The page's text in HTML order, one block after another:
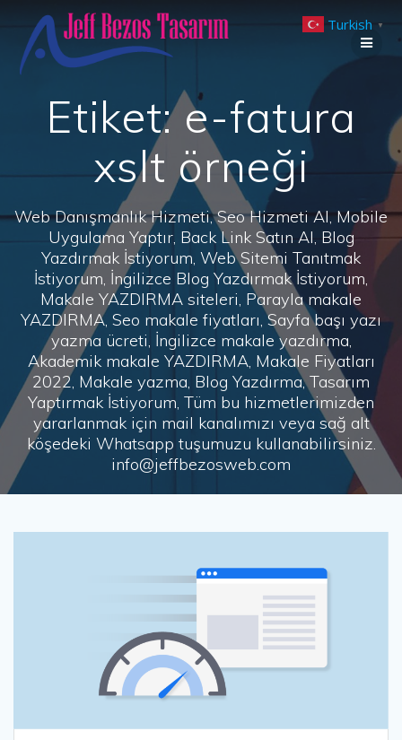
to
Etiket:e-fatura
xslt örneği
Web Danışmanlık Hizmeti, Seo Hizmeti Al, Mobile
Uygulama Yaptır, Back Link Satın Al, Blog
Yazdırmak İstiyorum, Web Sitemi Tanıtmak
İstiyorum, İngilizce Blog Yazdırmak İstiyorum,
Makale YAZDIRMA siteleri, Parayla makale
YAZDIRMA, Seo makale fiyatları, Sayfa başı yazı
yazma ücreti, İngilizce makale yazdırma,
Akademik makale YAZDIRMA, Makale Fiyatları
2022, Makale yazma, Blog Yazdırma, Tasarım
Yaptırmak İstiyorum, Tüm bu hizmetlerimizden
yararlanmak için mail kanalımızı veya sağ alt
köşedeki Whatsapp tuşumuzu kullanabilirsiniz.
info@jeffbezosweb.com
Turkish ▼